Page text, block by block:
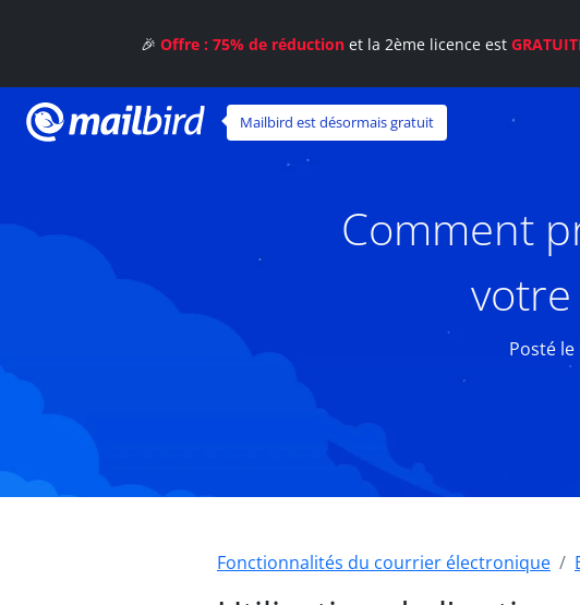
Mailbird est désormais gratuit
Comment
Posté
Fonctionnalités du courrier électronique
🎉 Offre : 75% de réductionet la 2ème licence est